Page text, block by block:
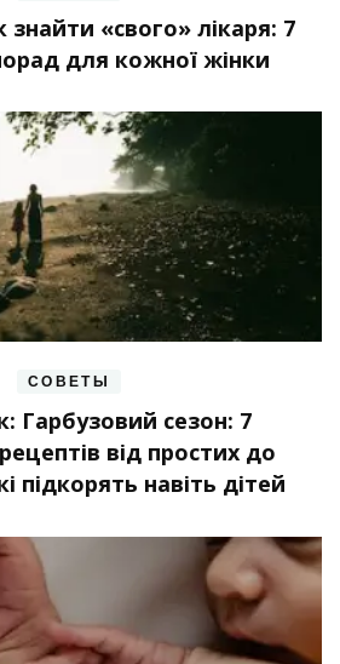
«свого» лікаря: 7
для кожної жінки
СОВЕТЫ
Гарбузовий сезон: 7
від простих до
підкорять навіть дітей